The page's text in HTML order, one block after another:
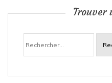
i
Trouver
Rechercher :